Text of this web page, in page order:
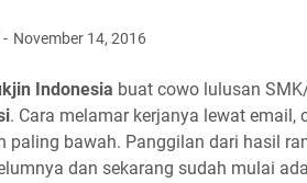
November 14, 2016
Indonesia buat cowo lulusan
. Cara melamar kerjanya lewat email,
paling bawah. Panggilan dari hasil
dan sekarang sudah mulai